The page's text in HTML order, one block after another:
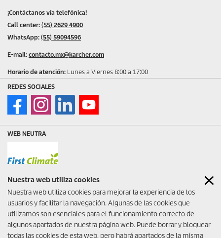
Nuestra web utiliza cookies
Nuestra web utiliza cookies para mejorar la experiencia de los
usuarios y facilitar la navegación. Algunas de las cookies que
utilizamos son esenciales para el funcionamiento correcto de
algunos apartados de nuestra página web. Puede borrar y bloquear
todas las cookies de esta web, pero habrá apartados de la misma
PROFESIONAL
Cotiza y solicita tu demostración
de equipos profesionales para tu
negocio o industriaaquí.
¡Contáctanos vía telefónica!
Call center: (55) 2629 4900
WhatsApp: (55) 59094596
E-mail: contacto.mx@karcher.com
Horario de atención: Lunes a Viernes 8:00 a 17:00
REDES SOCIALES
WEB NEUTRA